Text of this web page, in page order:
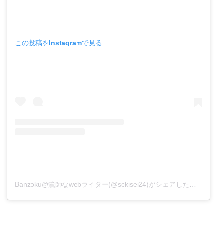
この投稿をInstagramで見る